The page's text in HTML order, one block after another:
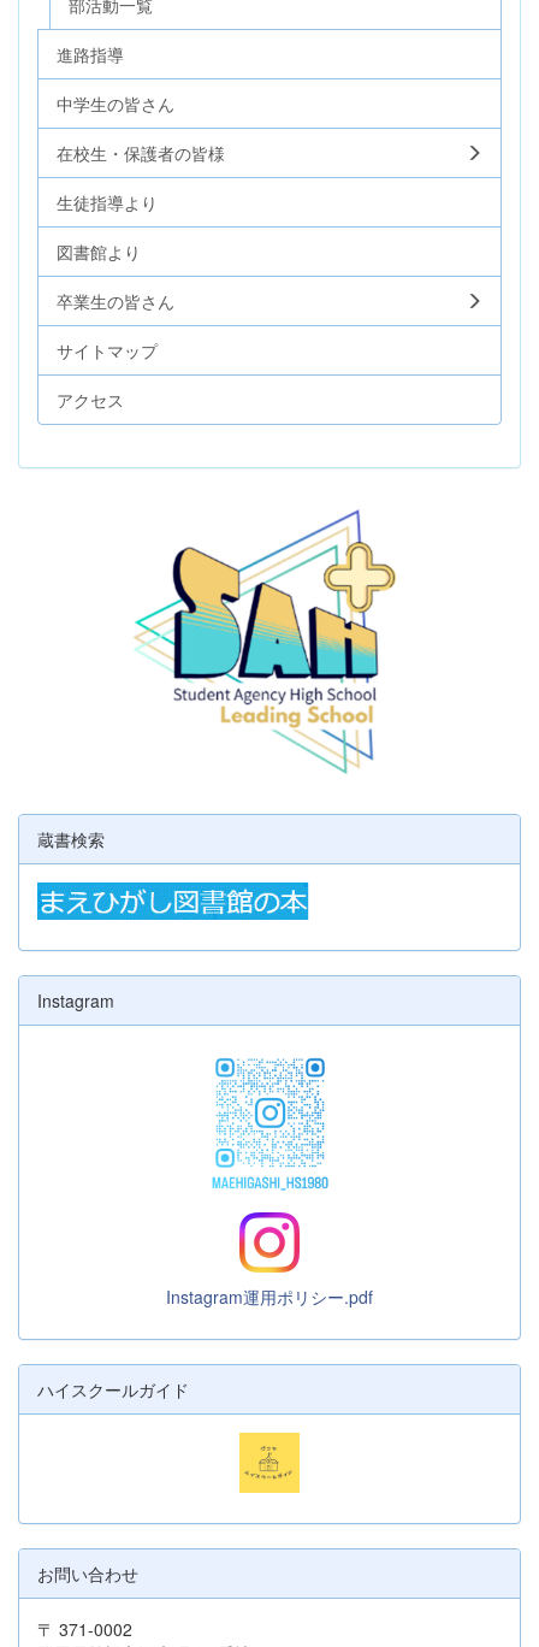
進路指導
中学生の皆さん
在校生・保護者の皆様
生徒指導より
図書館より
卒業生の皆さん
サイトマップ
アクセス
蔵書検索
Instagram
Instagram運用ポリシー.pdf
ハイスクールガイド
お問い合わせ
〒 371-0002